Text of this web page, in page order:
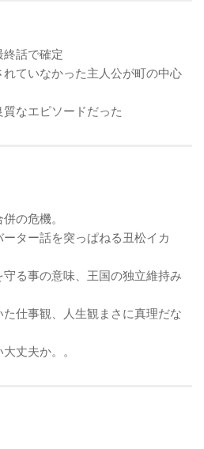
話で確定
ていなかった主人公が町の中心
なエピソードだった
の危機。
ター話を突っぱねる丑松イカ
る事の意味、王国の独立維持み
仕事観、人生観まさに真理だな
丈夫か。。